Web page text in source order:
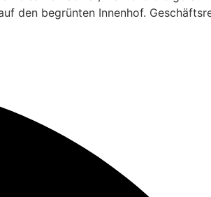
den begrünten Innenhof.